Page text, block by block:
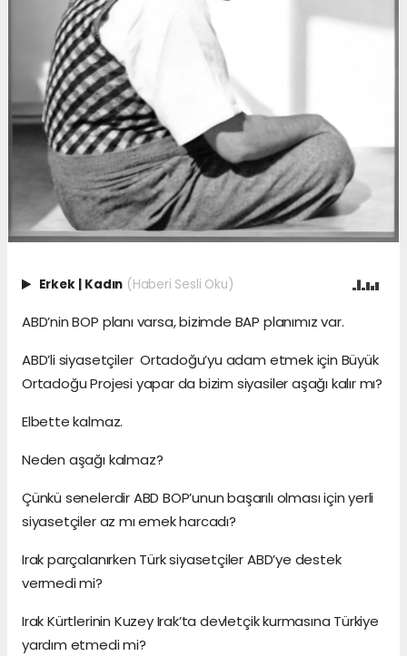
Erkek | Kadın (Haberi Sesli Oku)
ABD’nin BOP planı varsa, bizimde BAP planımız var.
ABD’li siyasetçiler Ortadoğu’yu adam etmek için Büyük
Ortadoğu Projesi yapar da bizim siyasiler aşağı kalır mı?
Elbette kalmaz.
Neden aşağı kalmaz?
Çünkü senelerdir ABD BOP’unun başarılı olması için yerli
siyasetçiler az mı emek harcadı?
Irak parçalanırken Türk siyasetçiler ABD’ye destek
vermedi mi?
Irak Kürtlerinin Kuzey Irak’ta devletçik kurmasına Türkiye
yardım etmedi mi?